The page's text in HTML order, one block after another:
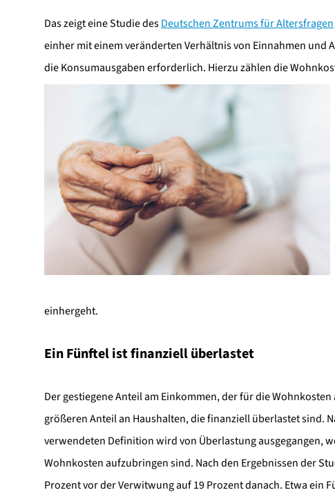
Das zeigt eine Studie desDeutschen Zentrums für Altersfragen
einher mit einem veränderten Verhältnis von Einnahmen und
die Konsumausgaben erforderlich. Hierzu zählen die
einhergeht.
Ein Fünftel ist finanziell überlastet
Der gestiegene Anteil am Einkommen, der für die
größeren Anteil an Haushalten, die finanziell überlastet sind.
verwendeten Definition wird von Überlastung ausgegangen,
Wohnkosten aufzubringen sind. Nach den Ergebnissen der
Prozent vor der Verwitwung auf 19 Prozent danach. Etwa ein